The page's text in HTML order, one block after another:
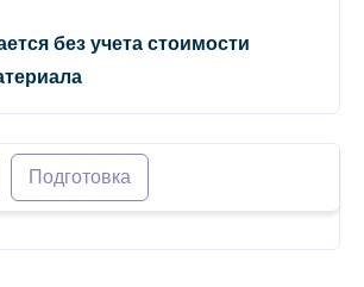
без учета стоимости
Подготовка